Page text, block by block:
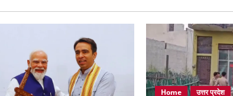
Home उत्तर प्रदेश